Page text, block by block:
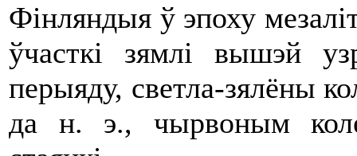
Фінляндыя ў эпоху
ўчасткі зямлі вышэй
перыяду, светла-зялёны
да н. э., чырвоным